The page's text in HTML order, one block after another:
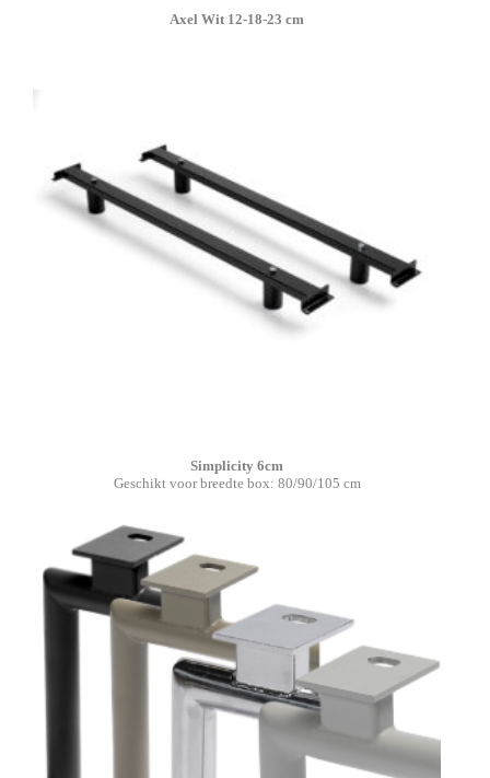
Axel Wit 12-18-23 cm
Simplicity 6cm
Geschikt voor breedte box: 80/90/105 cm